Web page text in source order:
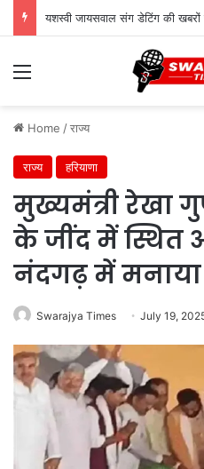
Menu
Home /राज्य
राज्य हरियाणा
मुख्यमंत्री रेखा
के जींद में स्थित
नंदगढ़ में
Swarajya Times July 19,